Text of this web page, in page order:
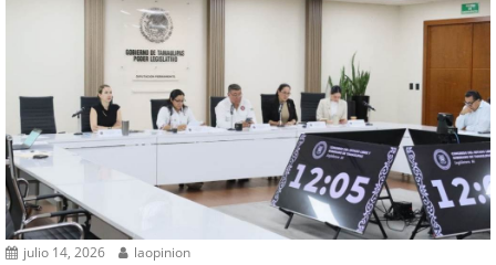
julio 14, 2026 laopinion